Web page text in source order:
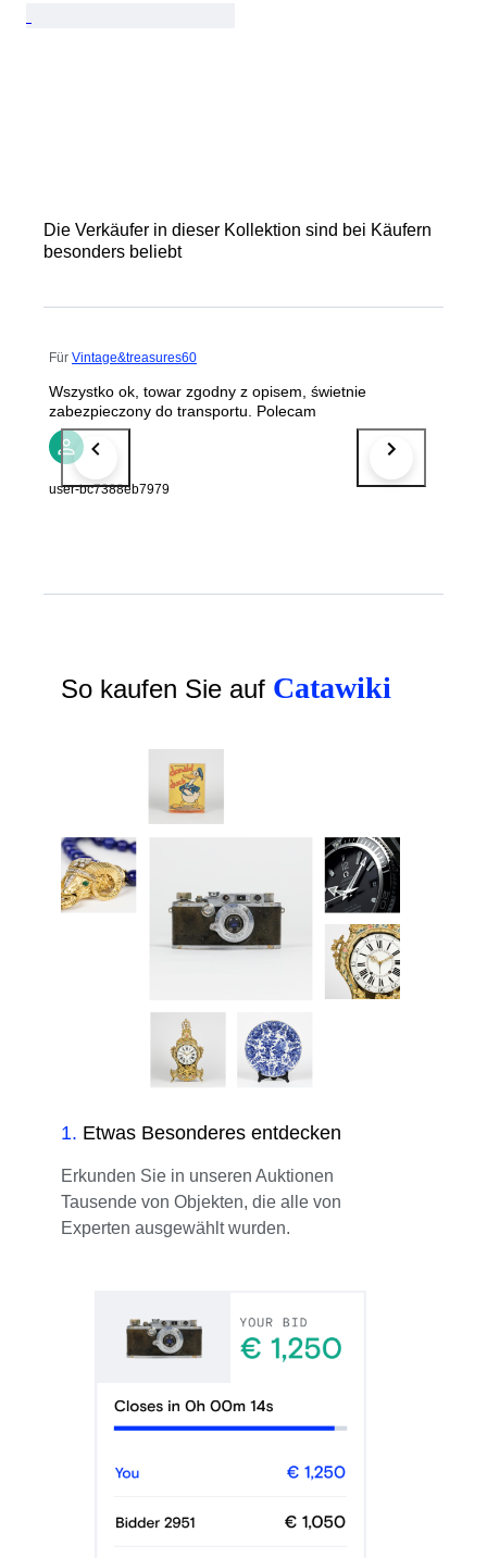
Die Verkäufer in dieser Kollektion sind bei Käufern
besonders beliebt
Für Vintage&treasures60
Wszystko ok, towar zgodny z opisem, świetnie
zabezpieczony do transportu. Polecam
user-bc7388eb7979
So kaufen Sie auf Catawiki
1. Etwas Besonderes entdecken
Erkunden Sie in unseren Auktionen
Tausende von Objekten, die alle von
Experten ausgewählt wurden.